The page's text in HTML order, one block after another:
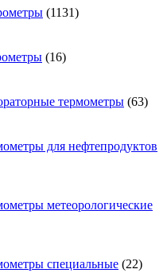
1131товар
16товаров
термометры 63
для нефтепродуктов
метеорологические
специальные 22